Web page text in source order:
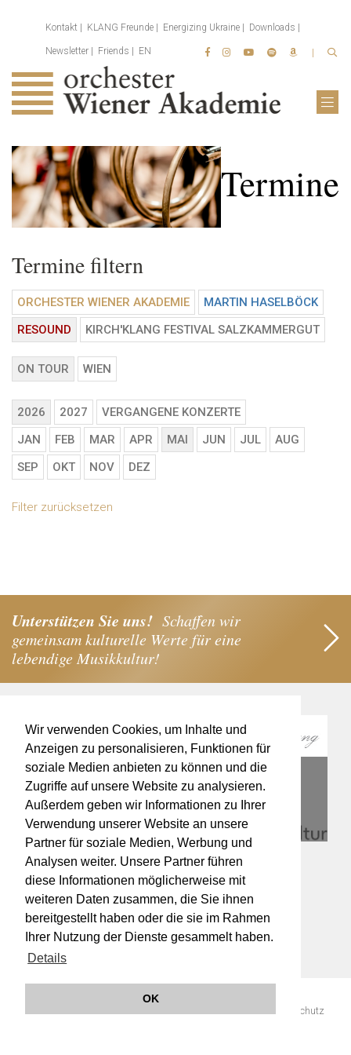
Wir verwenden Cookies, um Inhalte und
Anzeigen zu personalisieren, Funktionen für
soziale Medien anbieten zu können und die
Zugriffe auf unsere Website zu analysieren.
Außerdem geben wir Informationen zu Ihrer
Verwendung unserer Website an unsere
Partner für soziale Medien, Werbung und
Analysen weiter. Unsere Partner führen
diese Informationen möglicherweise mit
weiteren Daten zusammen, die Sie ihnen
bereitgestellt haben oder die sie im Rahmen
Ihrer Nutzung der Dienste gesammelt haben.
Details
OK
Kontakt KLANG Freunde Energizing Ukraine Downloads
Newsletter Friends EN
Termine
Termine filtern
ORCHESTER WIENER AKADEMIE
MARTIN HASELBÖCK
RESOUND
KIRCH'KLANG FESTIVAL SALZKAMMERGUT
ON TOUR WIEN
2026 2027
VERGANGENE KONZERTE
JAN
FEB MAR APR MAI JUN JUL
AUG
SEP
OKT NOV DEZ
Filter zurücksetzen
Unterstützen Sie uns! Schaffen wir
gemeinsam kulturelle Werte für eine
lebendige Musikkultur!
Datenschutz